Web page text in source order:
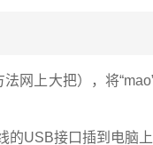
网上大把），将
USB接口插到电脑上